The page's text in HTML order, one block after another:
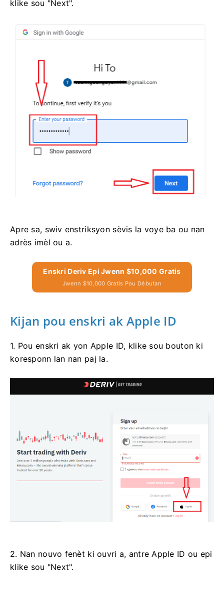
klike sou "Next".
Apre sa, swiv enstriksyon sèvis la voye ba ou nan
adrès imèl ou a.
Enskri Deriv Epi Jwenn $10,000 Gratis
Jwenn $10,000 Gratis Pou Débutan
Kijan pou enskri ak Apple ID
1. Pou enskri ak yon Apple ID, klike sou bouton ki
koresponn lan nan paj la.
2. Nan nouvo fenèt ki ouvri a, antre Apple ID ou epi
klike sou "Next".